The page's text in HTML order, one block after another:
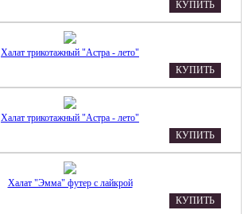
КУПИТЬ
Халат трикотажный "Астра - лето"
КУПИТЬ
Халат трикотажный "Астра - лето"
КУПИТЬ
Халат "Эмма" футер с лайкрой
КУПИТЬ